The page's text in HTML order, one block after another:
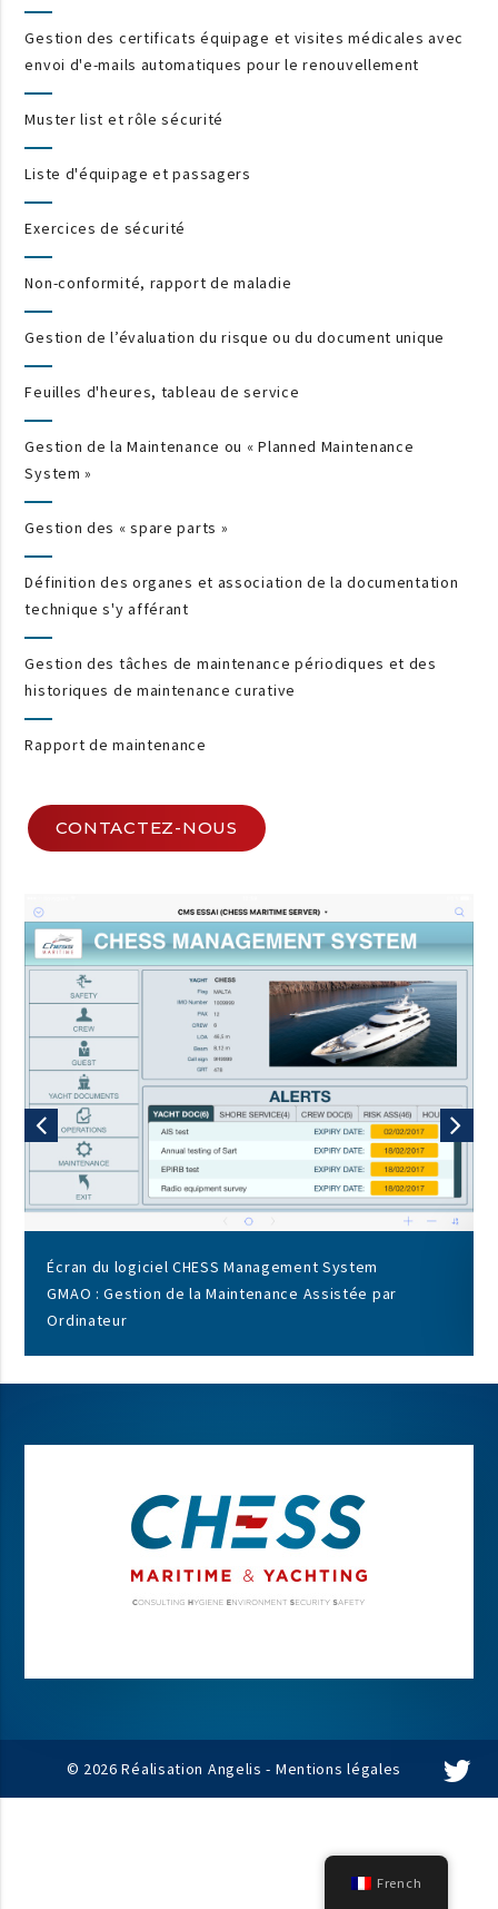
Gestion des certificats équipage et visites médicales avec
envoi d'e-mails automatiques pour le renouvellement
Muster list et rôle sécurité
Liste d'équipage et passagers
Exercices de sécurité
Non-conformité, rapport de maladie
Gestion de l’évaluation du risque ou du document unique
Feuilles d'heures, tableau de service
Gestion de la Maintenance ou « Planned Maintenance
System »
Gestion des « spare parts »
Définition des organes et association de la documentation
technique s'y afférant
Gestion des tâches de maintenance périodiques et des
historiques de maintenance curative
Rapport de maintenance
CONTACTEZ-NOUS
Écran du logiciel CHESS Management System
GMAO : Gestion de la Maintenance Assistée par
Ordinateur
© 2026 Réalisation Angelis - Mentions légales
French